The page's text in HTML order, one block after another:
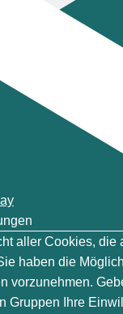
aller Cookies, die
haben die
vorzunehmen.
Gruppen Ihre